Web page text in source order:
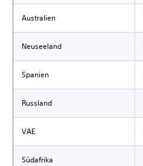
Australien
Neuseeland
Spanien
Russland
VAE
Südafrika